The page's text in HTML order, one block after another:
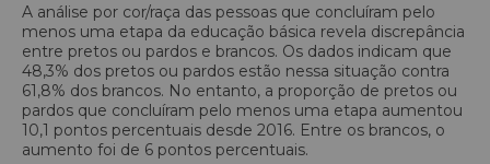
A análise por cor/raça das pessoas que concluíram pelo
menos uma etapa da educação básica revela discrepância
entre pretos ou pardos e brancos. Os dados indicam que
48,3% dos pretos ou pardos estão nessa situação contra
61,8% dos brancos. No entanto, a proporção de pretos ou
pardos que concluíram pelo menos uma etapa aumentou
10,1 pontos percentuais desde 2016. Entre os brancos, o
aumento foi de 6 pontos percentuais.